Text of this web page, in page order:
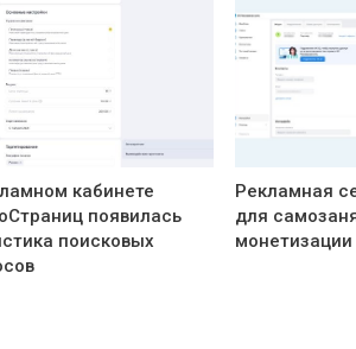
кабинете
появилась
поисковых
Рекламная
для
монетизации